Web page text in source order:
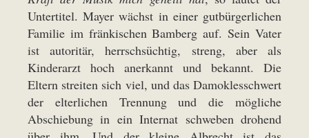
Untertitel. Mayer wächst in einer gutbürgerlichen
Familie im fränkischen Bamberg auf. Sein Vater
ist autoritär, herrschsüchtig, streng, aber als
Kinderarzt hoch anerkannt und bekannt. Die
Eltern streiten sich viel, und das Damoklesschwert
der elterlichen Trennung und die mögliche
Abschiebung in ein Internat schweben drohend